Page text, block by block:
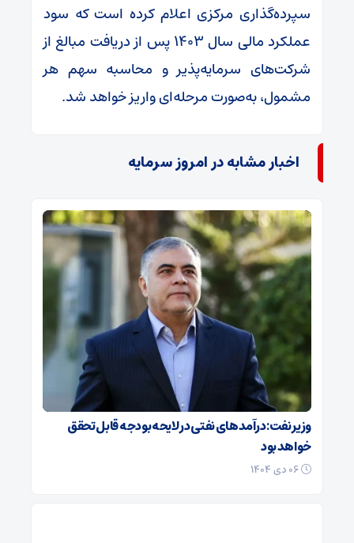
سپرده‌گذاری مرکزی اعلام کرده است که سود
عملکرد مالی سال ۱۴۰۳ پس از دریافت مبالغ از
شرکت‌های سرمایه‌پذیر و محاسبه سهم هر
مشمول، به‌صورت مرحله‌ای واریز خواهد شد.
اخبار مشابه در امروز سرمایه
وزیر نفت: درآمدهای نفتی در لایحه بودجه قابل تحقق
خواهد بود